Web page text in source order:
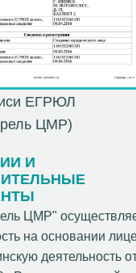
ЦМР"
на основании
деятельность
И
ЕГРЮЛ
ЦМР)